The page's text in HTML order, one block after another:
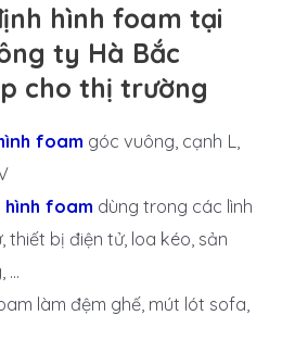
hình foam tại
ty Hà Bắc
cho thị trường
foam góc vuông, cạnh L,
hình foam dùng trong các lình
thiết bị điện tử, loa kéo, sản
…
làm đệm ghế, mút lót sofa,